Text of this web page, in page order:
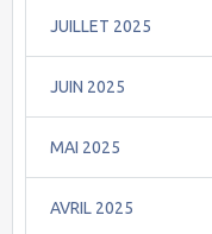
JUILLET 2025
JUIN 2025
MAI 2025
AVRIL 2025